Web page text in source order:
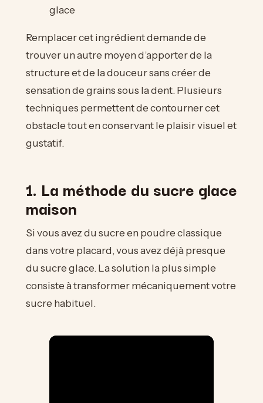
glace
Remplacer cet ingrédient demande de
trouver un autre moyen d’apporter de la
structure et de la douceur sans créer de
sensation de grains sous la dent. Plusieurs
techniques permettent de contourner cet
obstacle tout en conservant le plaisir visuel et
gustatif.
1. La méthode du sucre glace
maison
Si vous avez du sucre en poudre classique
dans votre placard, vous avez déjà presque
du sucre glace. La solution la plus simple
consiste à transformer mécaniquement votre
sucre habituel.